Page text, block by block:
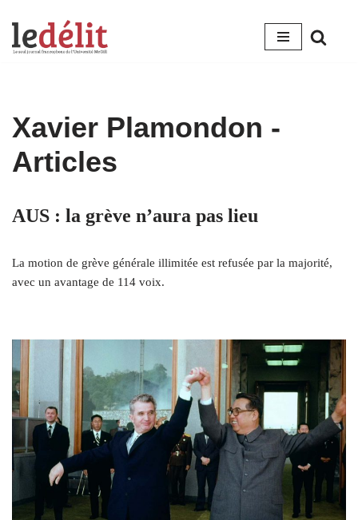
Aller
Xavier Plamondon -
Articles
AUS : la grève n’aura pas lieu
La motion de grève générale illimitée est refusée par la majorité,
avec un avantage de 114 voix.